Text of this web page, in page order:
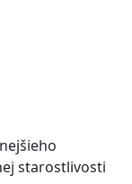
starostlivosti